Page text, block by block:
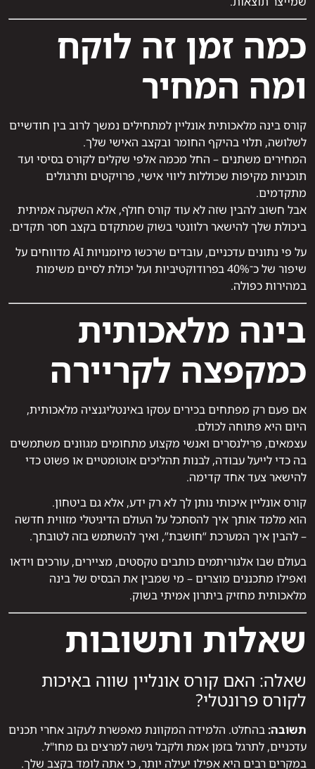
כמה זמן זה לוקח
ומה המחיר
קורס בינה מלאכותית אונליין למתחילים נמשך לרוב בין חודשיים
לשלושה, תלוי בהיקף החומר ובקצב האישי שלך.
המחירים משתנים – החל מכמה אלפי שקלים לקורס בסיסי ועד
תוכניות מקיפות שכוללות ליווי אישי, פרויקטים ותרגולים
מתקדמים.
אבל חשוב להבין שזה לא עוד קורס חולף, אלא השקעה אמיתית
ביכולת שלך להישאר רלוונטי בשוק שמתקדם בקצב חסר תקדים.
על פי נתונים עדכניים, עובדים שרכשו מיומנויות AI מדווחים על
שיפור של כ־40% בפרודוקטיביות ועל יכולת לסיים משימות
במהירות כפולה.
בינה מלאכותית
כמקפצה לקריירה
אם פעם רק מפתחים בכירים עסקו באינטליגנציה מלאכותית,
היום היא פתוחה לכולם.
עצמאים, פרילנסרים ואנשי מקצוע מתחומים מגוונים משתמשים
בה כדי לייעל עבודה, לבנות תהליכים אוטומטיים או פשוט כדי
להישאר צעד אחד קדימה.
קורס אונליין איכותי נותן לך לא רק ידע, אלא גם ביטחון.
הוא מלמד אותך איך להסתכל על העולם הדיגיטלי מזווית חדשה
– להבין איך המערכת “חושבת”, ואיך להשתמש בזה לטובתך.
בעולם שבו אלגוריתמים כותבים טקסטים, מציירים, עורכים וידאו
ואפילו מתכננים מוצרים – מי שמבין את הבסיס של בינה
מלאכותית מחזיק ביתרון אמיתי בשוק.
שאלות ותשובות
שאלה: האם קורס אונליין שווה באיכות
לקורס פרונטלי?
תשובה:בהחלט. הלמידה המקוונת מאפשרת לעקוב אחרי תכנים
עדכניים, לתרגל בזמן אמת ולקבל גישה למרצים גם מחו"ל.
במקרים רבים היא אפילו יעילה יותר, כי אתה לומד בקצב שלך.